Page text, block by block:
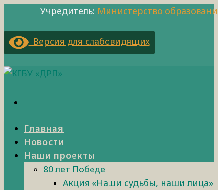
Учредитель: Министерство
Версия для слабовидящих
Главная
Новости
Наши проекты
80 лет Победе
Акция «Наши судьбы, наши лица»